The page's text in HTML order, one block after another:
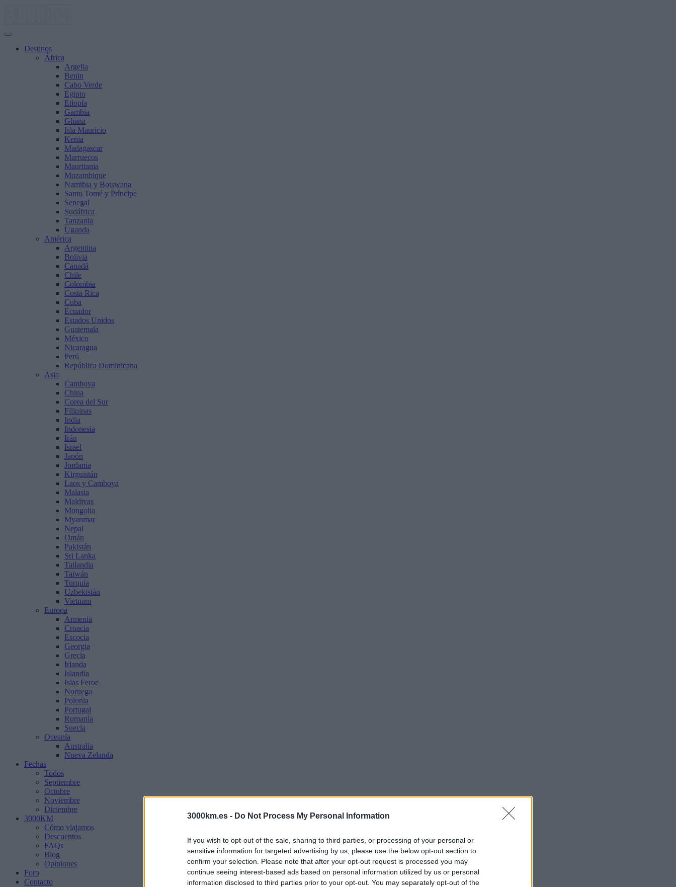
3000km.es - Do Not Process My Personal Information
If you wish to opt-out of the sale, sharing to third parties, or processing of your personal or
sensitive information for targeted advertising by us, please use the below opt-out section to
confirm your selection. Please note that after your opt-out request is processed you may
continue seeing interest-based ads based on personal information utilized by us or personal
information disclosed to third parties prior to your opt-out. You may separately opt-out of the
Destinos
África
Argelia
Benin
Cabo Verde
Egipto
Etiopía
Gambia
Ghana
Isla Mauricio
Kenia
Madagascar
Marruecos
Mauritania
Mozambique
Namibia y Botswana
Santo Tomé y Príncipe
Senegal
Sudáfrica
Tanzania
Uganda
América
Argentina
Bolivia
Canadá
Chile
Colombia
Costa Rica
Cuba
Ecuador
Estados Unidos
Guatemala
México
Nicaragua
Perú
República Dominicana
Asia
Camboya
China
Corea del Sur
Filipinas
India
Indonesia
Irán
Israel
Japón
Jordania
Kirguistán
Laos y Camboya
Malasia
Maldivas
Mongolia
Myanmar
Nepal
Omán
Pakistán
Sri Lanka
Tailandia
Taiwán
Turquía
Uzbekistán
Vietnam
Europa
Armenia
Croacia
Escocia
Georgia
Grecia
Irlanda
Islandia
Islas Feroe
Noruega
Polonia
Portugal
Rumanía
Suecia
Oceanía
Australia
Nueva Zelanda
Fechas
Todos
Septiembre
Octubre
Noviembre
Diciembre
3000KM
Cómo viajamos
Descuentos
FAQs
Blog
Opiniones
Foro
Contacto